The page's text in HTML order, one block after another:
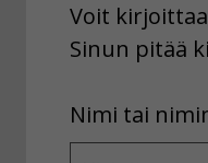
Voit
Sinun pitää
Nimi tai